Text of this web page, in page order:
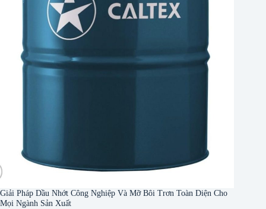
Giải Pháp Dầu Nhớt Công Nghiệp Và Mỡ Bôi Trơn Toàn Diện Cho
Mọi Ngành Sản Xuất